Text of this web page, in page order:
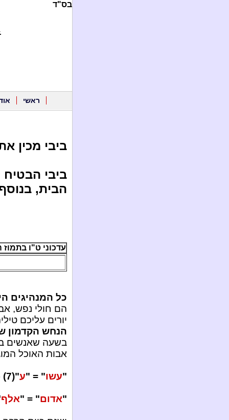
בס"ד
ראשי
ביבי מכין
ביבי
הבית,
עדכוני ט"ו בתמוז
כל המנהיגים
הם חולי נפש,
יורים עליכם
הנחש הקדמון
בשעה שאנשים
אבות האוכל
"עשו" = "ע"(7) – "
"אדום" = "אלף